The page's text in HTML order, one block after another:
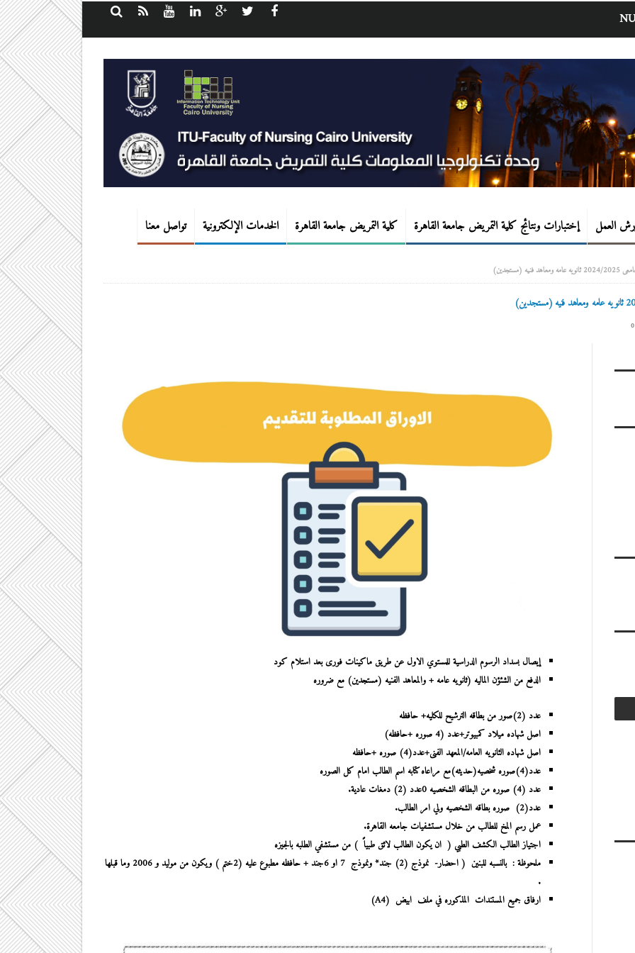
العمل إختبارات ونتائج كلية التمريض جامعة القاهرة كلية التمريض جامعة القاهرة الخدمات الإلكترونية تواصل معنا
إيصال بسداد الرسوم الدراسية للمستوي الاول عن طريق ماكينات فورى بعد استلام كود
الدفع من الشئؤن الماليه (ثانويه عامه + والمعاهد الفنيه (مستجدين) مع ضروره
عدد (2)صور من بطاقه الترشيح للكليه+ حافظه
اصل شهاده ميلاد كمبيوتر+عدد (4 صوره +حافظه)
اصل شهاده الثانويه العامه/المعهد الفنى+عدد(4) صوره +حافظه
عدد(4)صوره شخصيه(حديثه)مع مراعاه كتابه اسم الطالب امام كل الصوره
عدد (4) صوره من البطاقه الشخصيه 0عدد (2) دمغات عادية.
عدد(2) صوره بطاقه الشخصيه ولي امر الطالب.
عمل رسم المخ للطالب من خلال مستشفيات جامعه القاهرة.
اجتياز الطالب الكشف الطبي ( ان يكون الطالب لائق طبياً ) من مستشفي الطلبه بالجيزه
ملحوظة: بالنسبه للبنين ( احضار- نموذج (2) جند* ونموذج 7 او 6جند + حافظه مطبوع عليه
(2ختم ) ويكون من موليد و 2006 وما قبلها
.
ارفاق جميع المستندات المذكوره في ملف ابيض (A4)